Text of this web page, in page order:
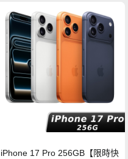
iPhone 17 Pro 256GB【限時快